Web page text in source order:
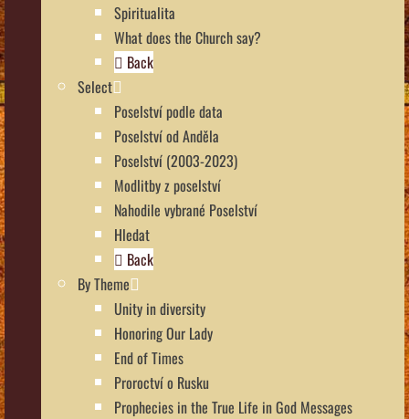
Spiritualita
What does the Church say?
Back
Select
Poselství podle data
Poselství od Anděla
Poselství (2003-2023)
Modlitby z poselství
Nahodile vybrané Poselství
Hledat
Back
By Theme
Unity in diversity
Honoring Our Lady
End of Times
Proroctví o Rusku
Prophecies in the True Life in God Messages